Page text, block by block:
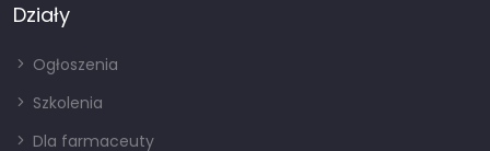
Działy
Ogłoszenia
Szkolenia
Dla farmaceuty